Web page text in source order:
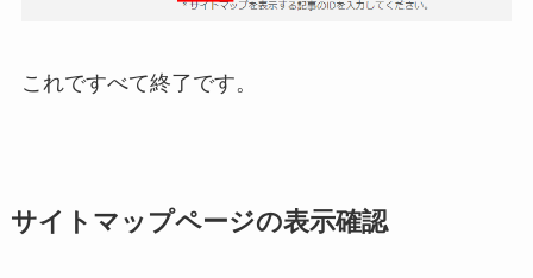
これですべて終了です。
サイトマップページの表示確認